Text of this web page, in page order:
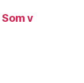
Som v